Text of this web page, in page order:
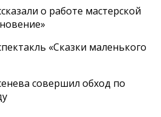
о работе мастерской
«Сказки маленького
совершил обход по